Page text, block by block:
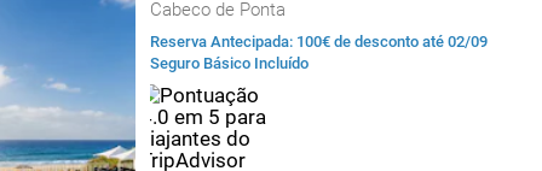
Cabeco de Ponta
Reserva Antecipada: 100€ de desconto até 02/09
Seguro Básico Incluído